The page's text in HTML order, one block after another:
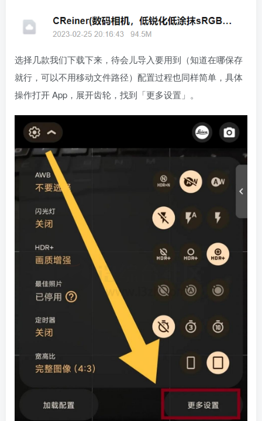
选择几款我们下载下来，待会儿导入要用到（知道在哪保存
就行，可以不用移动文件路径）配置过程也同样简单，具体
操作打开 App，展开齿轮，找到「更多设置」。